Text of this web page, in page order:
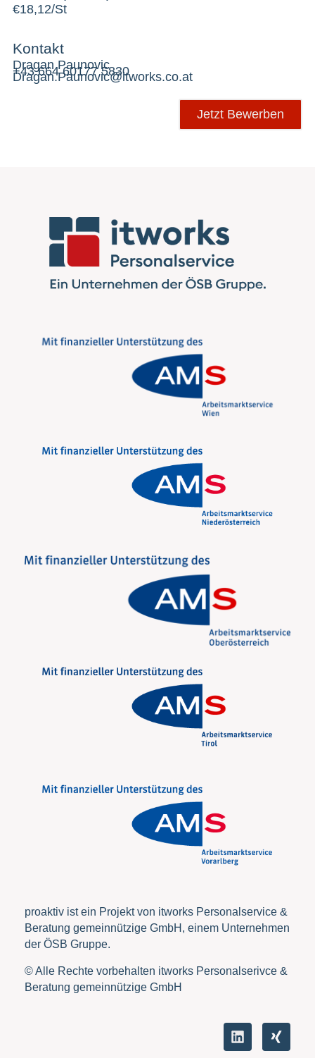
€18,12/St
Kontakt
Dragan Paunovic
+43 664 60177 5830
Dragan.Paunovic@itworks.co.at
Jetzt Bewerben
proaktiv ist ein Projekt von itworks Personalservice &
Beratung gemeinnützige GmbH, einem Unternehmen
der ÖSB Gruppe.
© Alle Rechte vorbehalten itworks Personalserivce &
Beratung gemeinnützige GmbH